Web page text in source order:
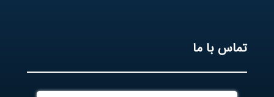
تماس با ما